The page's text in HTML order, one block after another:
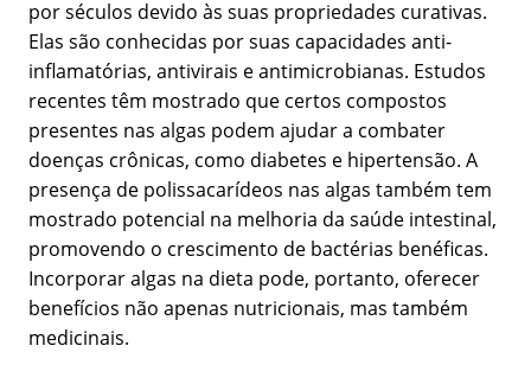
por séculos devido às suas propriedades curativas.
Elas são conhecidas por suas capacidades anti-
inflamatórias, antivirais e antimicrobianas. Estudos
recentes têm mostrado que certos compostos
presentes nas algas podem ajudar a combater
doenças crônicas, como diabetes e hipertensão. A
presença de polissacarídeos nas algas também tem
mostrado potencial na melhoria da saúde intestinal,
promovendo o crescimento de bactérias benéficas.
Incorporar algas na dieta pode, portanto, oferecer
benefícios não apenas nutricionais, mas também
medicinais.